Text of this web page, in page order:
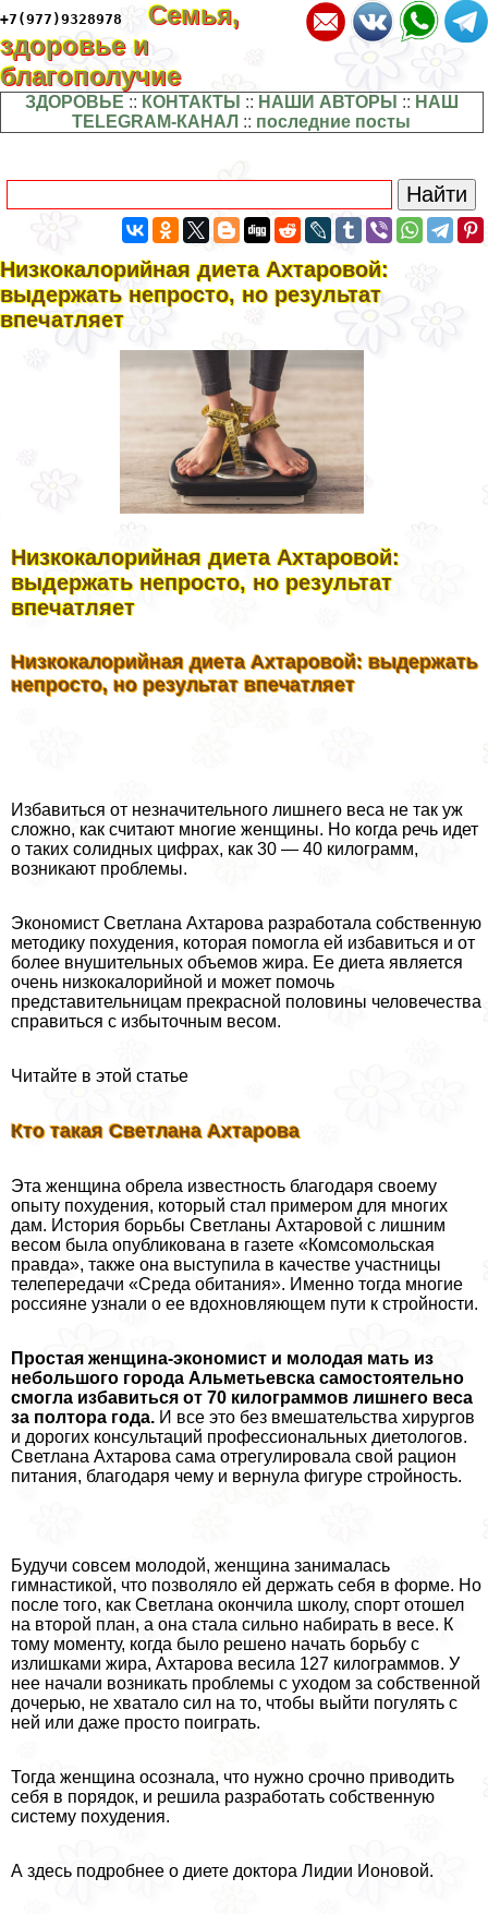
+7(977)9328978
Семья,
здоровье и
благополучие
ЗДОРОВЬЕ :: КОНТАКТЫ :: НАШИ АВТОРЫ :: НАШ
TELEGRAM-КАНАЛ :: последние посты
Низкокалорийная диета Ахтаровой:
выдержать непросто, но результат
впечатляет
Низкокалорийная диета Ахтаровой:
выдержать непросто, но результат
впечатляет
Низкокалорийная диета Ахтаровой: выдержать
непросто, но результат впечатляет
Избавиться от незначительного лишнего веса не так уж
сложно, как считают многие женщины. Но когда речь идет
о таких солидных цифрах, как 30 — 40 килограмм,
возникают проблемы.
Экономист Светлана Ахтарова разработала собственную
методику похудения, которая помогла ей избавиться и от
более внушительных объемов жира. Ее диета является
очень низкокалорийной и может помочь
представительницам прекрасной половины человечества
справиться с избыточным весом.
Читайте в этой статье
Кто такая Светлана Ахтарова
Эта женщина обрела известность благодаря своему
опыту похудения, который стал примером для многих
дам. История борьбы Светланы Ахтаровой с лишним
весом была опубликована в газете «Комсомольская
правда», также она выступила в качестве участницы
телепередачи «Среда обитания». Именно тогда многие
россияне узнали о ее вдохновляющем пути к стройности.
Простая женщина-экономист и молодая мать из
небольшого города Альметьевска самостоятельно
смогла избавиться от 70 килограммов лишнего веса
за полтора года. И все это без вмешательства хирургов
и дорогих консультаций профессиональных диетологов.
Светлана Ахтарова сама отрегулировала свой рацион
питания, благодаря чему и вернула фигуре стройность.
Будучи совсем молодой, женщина занималась
гимнастикой, что позволяло ей держать себя в форме. Но
после того, как Светлана окончила школу, спорт отошел
на второй план, а она стала сильно набирать в весе. К
тому моменту, когда было решено начать борьбу с
излишками жира, Ахтарова весила 127 килограммов. У
нее начали возникать проблемы с уходом за собственной
дочерью, не хватало сил на то, чтобы выйти погулять с
ней или даже просто поиграть.
Тогда женщина осознала, что нужно срочно приводить
себя в порядок, и решила разработать собственную
систему похудения.
А здесь подробнее о диете доктора Лидии Ионовой.